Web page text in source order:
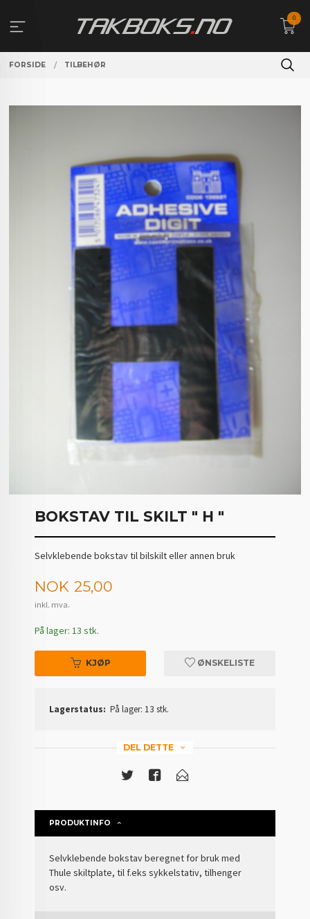
innholdet
0
FORSIDE TILBEHØR
BOKSTAV TIL SKILT " H "
Selvklebende bokstav til bilskilt eller annen bruk
Pris
NOK 25,00
inkl. mva.
På lager: 13 stk.
KJØP ØNSKELISTE
Lagerstatus: På lager: 13 stk.
DEL DETTE
PRODUKTINFO
Selvklebende bokstav beregnet for bruk med
Thule skiltplate, til f.eks sykkelstativ, tilhenger
osv.